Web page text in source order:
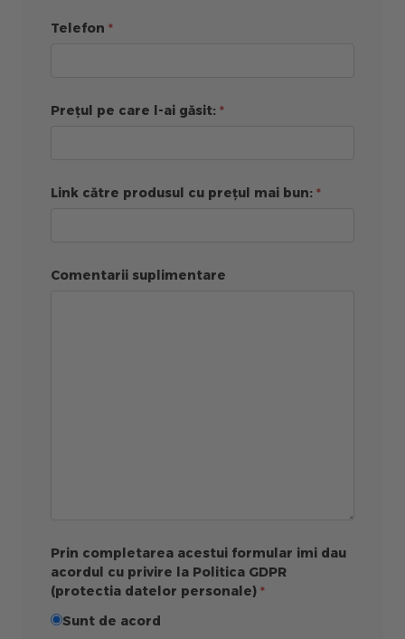
Telefon
Prețul pe care l-ai găsit:
Link către produsul cu prețul mai bun:
Comentarii suplimentare
Prin completarea acestui formular imi dau
acordul cu privire la Politica GDPR
(protectia datelor personale)
Sunt de acord